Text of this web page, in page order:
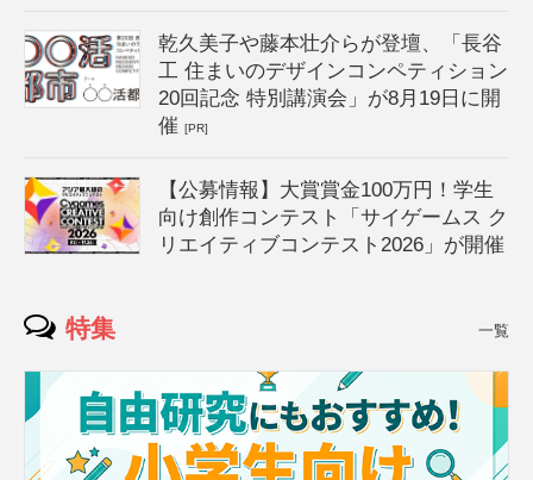
乾久美子や藤本壮介らが登壇、「長谷
工 住まいのデザインコンペティション
20回記念 特別講演会」が8月19日に開
催[PR]
【公募情報】大賞賞金100万円！学生
向け創作コンテスト「サイゲームス ク
リエイティブコンテスト2026」が開催
特集 一覧